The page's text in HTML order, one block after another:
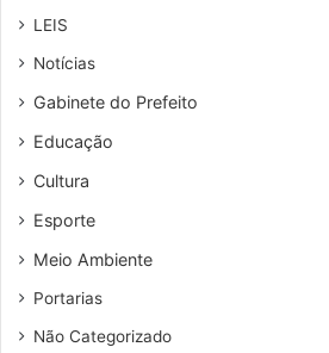
e
a
i
LEIS
Notícias
Gabinete do Prefeito
Educação
Cultura
Esporte
Meio Ambiente
Portarias
Não Categorizado